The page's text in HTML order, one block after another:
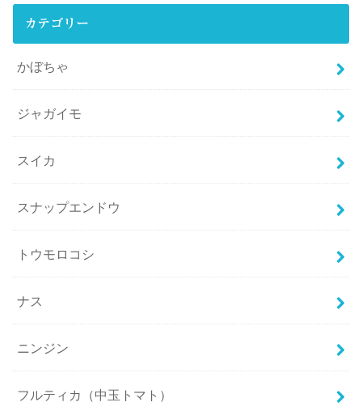
カテゴリー
かぼちゃ
ジャガイモ
スイカ
スナップエンドウ
トウモロコシ
ナス
ニンジン
フルティカ（中玉トマト）